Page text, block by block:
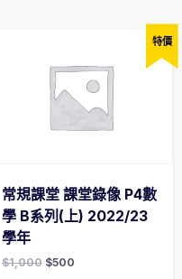
特價
常規課堂 課堂錄像 P4數
學 B系列(上) 2022/23
學年
$1,000 $500